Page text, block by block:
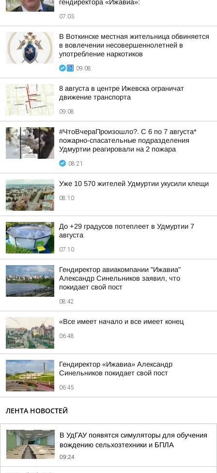
гендиректора «Ижавиа»:
07:03
В Воткинске местная жительница обвиняется
в вовлечении несовершеннолетней в
употребление наркотиков
09:08
8 августа в центре Ижевска ограничат
движение транспорта
09:08
#ЧтоВчераПроизошло?. С 6 по 7 августа*
пожарно-спасательные подразделения
Удмуртии реагировали на 2 пожара
08:21
Уже 10 570 жителей Удмуртии укусили клещи
08:10
До +29 градусов потеплеет в Удмуртии 7
августа
07:10
Гендиректор авиакомпании "Ижавиа"
Александр Синельников заявил, что
покидает свой пост
08:42
«Все имеет начало и все имеет конец
06:48
Гендиректор «Ижавиа» Александр
Синельников покидает свой пост
06:45
ЛЕНТА НОВОСТЕЙ
В УдГАУ появятся симуляторы для обучения
вождению сельхозтехники и БПЛА
09:24